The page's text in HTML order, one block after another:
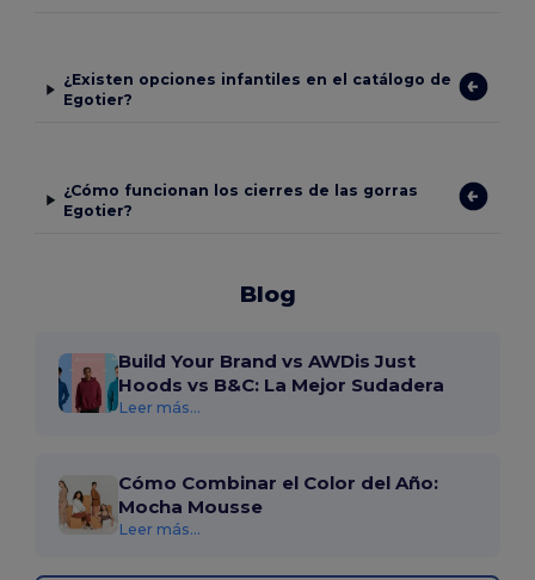
¿Existen opciones infantiles en el catálogo de
Egotier?
¿Cómo funcionan los cierres de las gorras
Egotier?
Blog
Build Your Brand vs AWDis Just
Hoods vs B&C: La Mejor Sudadera
Leer más...
Cómo Combinar el Color del Año:
Mocha Mousse
Leer más...